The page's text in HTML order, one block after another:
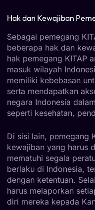
Hak dan Kewajiban
Sebagai pemegang
beberapa hak dan
hak pemegang KITAP
masuk wilayah
memiliki kebebasan
serta mendapatkan
negara Indonesia
seperti kesehatan,
Di sisi lain, pemegang
kewajiban yang harus
mematuhi segala
berlaku di Indonesia,
dengan ketentuan.
harus melaporkan
diri mereka kepada